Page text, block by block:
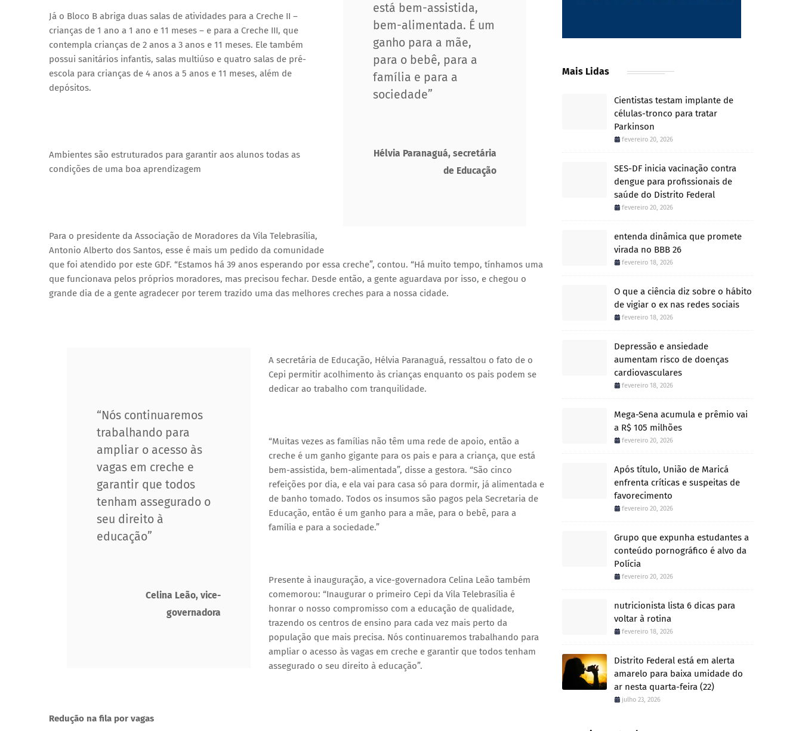
está bem-assistida,
bem-alimentada. É um
ganho para a mãe,
para o bebê, para a
família e para a
sociedade”
Hélvia Paranaguá, secretária
de Educação
Já o Bloco B abriga duas salas de atividades para a Creche II –
crianças de 1 ano a 1 ano e 11 meses – e para a Creche III, que
contempla crianças de 2 anos a 3 anos e 11 meses. Ele também
possui sanitários infantis, salas multiúso e quatro salas de pré-
escola para crianças de 4 anos a 5 anos e 11 meses, além de
depósitos.
Ambientes são estruturados para garantir aos alunos todas as
condições de uma boa aprendizagem
Para o presidente da Associação de Moradores da Vila Telebrasília,
Antonio Alberto dos Santos, esse é mais um pedido da comunidade
que foi atendido por este GDF. “Estamos há 39 anos esperando por essa creche”, contou. “Há muito tempo, tínhamos uma
que funcionava pelos próprios moradores, mas precisou fechar. Desde então, a gente aguardava por isso, e chegou o
grande dia de a gente agradecer por terem trazido uma das melhores creches para a nossa cidade.
“Nós continuaremos
trabalhando para
ampliar o acesso às
vagas em creche e
garantir que todos
tenham assegurado o
seu direito à
educação”
Celina Leão, vice-
governadora
A secretária de Educação, Hélvia Paranaguá, ressaltou o fato de o
Cepi permitir acolhimento às crianças enquanto os pais podem se
dedicar ao trabalho com tranquilidade.
“Muitas vezes as famílias não têm uma rede de apoio, então a
creche é um ganho gigante para os pais e para a criança, que está
bem-assistida, bem-alimentada”, disse a gestora. “São cinco
refeições por dia, e ela vai para casa só para dormir, já alimentada e
de banho tomado. Todos os insumos são pagos pela Secretaria de
Educação, então é um ganho para a mãe, para o bebê, para a
família e para a sociedade.”
Presente à inauguração, a vice-governadora Celina Leão também
comemorou: “Inaugurar o primeiro Cepi da Vila Telebrasília é
honrar o nosso compromisso com a educação de qualidade,
trazendo os centros de ensino para cada vez mais perto da
população que mais precisa. Nós continuaremos trabalhando para
ampliar o acesso às vagas em creche e garantir que todos tenham
assegurado o seu direito à educação”.
Redução na fila por vagas
Mais Lidas
Cientistas testam implante de
células-tronco para tratar
Parkinson
fevereiro 20, 2026
SES-DF inicia vacinação contra
dengue para profissionais de
saúde do Distrito Federal
fevereiro 20, 2026
entenda dinâmica que promete
virada no BBB 26
fevereiro 18, 2026
O que a ciência diz sobre o hábito
de vigiar o ex nas redes sociais
fevereiro 18, 2026
Depressão e ansiedade
aumentam risco de doenças
cardiovasculares
fevereiro 18, 2026
Mega-Sena acumula e prêmio vai
a R$ 105 milhões
fevereiro 20, 2026
Após título, União de Maricá
enfrenta críticas e suspeitas de
favorecimento
fevereiro 20, 2026
Grupo que expunha estudantes a
conteúdo pornográfico é alvo da
Polícia
fevereiro 20, 2026
nutricionista lista 6 dicas para
voltar à rotina
fevereiro 18, 2026
Distrito Federal está em alerta
amarelo para baixa umidade do
ar nesta quarta-feira (22)
julho 23, 2026